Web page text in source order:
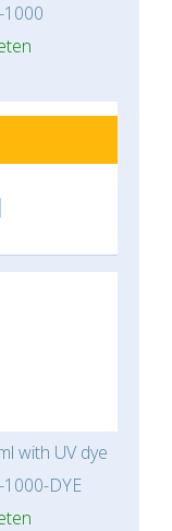
1000
with UV dye
1000-DYE